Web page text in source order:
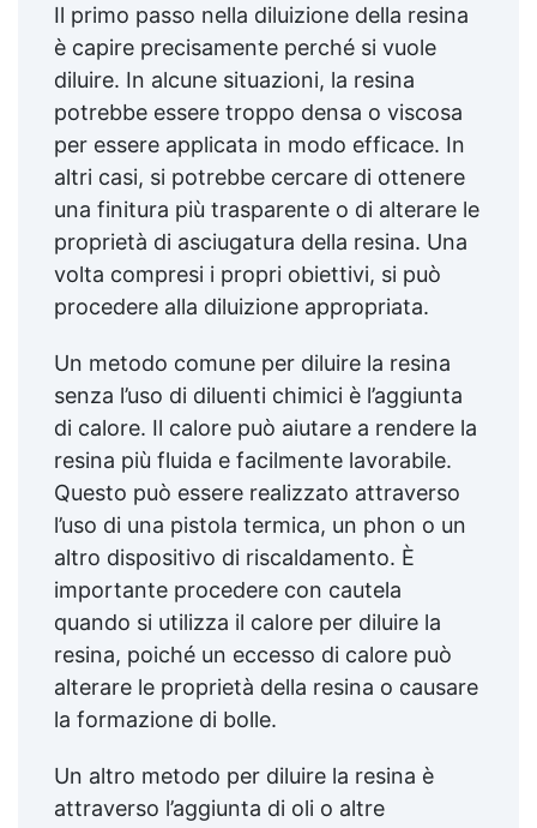
Il primo passo nella diluizione della resina
è capire precisamente perché si vuole
diluire. In alcune situazioni, la resina
potrebbe essere troppo densa o viscosa
per essere applicata in modo efficace. In
altri casi, si potrebbe cercare di ottenere
una finitura più trasparente o di alterare le
proprietà di asciugatura della resina. Una
volta compresi i propri obiettivi, si può
procedere alla diluizione appropriata.
Un metodo comune per diluire la resina
senza l’uso di diluenti chimici è l’aggiunta
di calore. Il calore può aiutare a rendere la
resina più fluida e facilmente lavorabile.
Questo può essere realizzato attraverso
l’uso di una pistola termica, un phon o un
altro dispositivo di riscaldamento. È
importante procedere con cautela
quando si utilizza il calore per diluire la
resina, poiché un eccesso di calore può
alterare le proprietà della resina o causare
la formazione di bolle.
Un altro metodo per diluire la resina è
attraverso l’aggiunta di oli o altre